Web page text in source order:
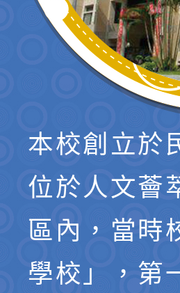
本校創立於
位於人文薈
區內，當時
學校」，第